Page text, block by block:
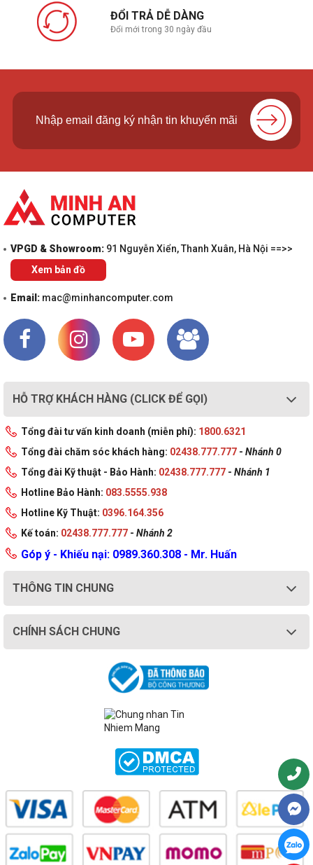
ĐỔI TRẢ DỄ DÀNG
Đổi mới trong 30 ngày đầu
VPGD & Showroom: 91 Nguyễn Xiển, Thanh Xuân, Hà Nội ==>>
Xem bản đồ
Email: mac@minhancomputer.com
HỖ TRỢ KHÁCH HÀNG (CLICK ĐỂ GỌI)
Tổng đài tư vấn kinh doanh (miễn phí): 1800.6321
Tổng đài chăm sóc khách hàng: 02438.777.777 - Nhánh 0
Tổng đài Kỹ thuật - Bảo Hành: 02438.777.777 - Nhánh 1
Hotline Bảo Hành: 083.5555.938
Hotline Kỹ Thuật: 0396.164.356
Kế toán: 02438.777.777 - Nhánh 2
Góp ý - Khiếu nại: 0989.360.308 - Mr. Huấn
THÔNG TIN CHUNG
CHÍNH SÁCH CHUNG